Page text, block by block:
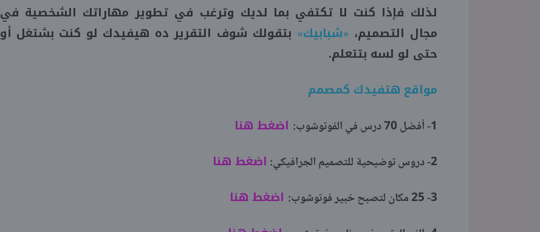
لذلك فإذا كنت لا تكتفي بما لديك وترغب في تطوير مهاراتك الشخصية في
مجال التصميم، «شبابيك» بتقولك شوف التقرير ده هيفيدك لو كنت بشتغل أو
حتى لو لسه بتتعلم.
مواقع هتفيدك كمصمم
1- أفضل 70 درس في الفوتوشوب: اضغط هنا
2- دروس توضيحية للتصميم الجرافيكي: اضغط هنا
3- 25 مكان لتصبح خبير فوتوشوب: اضغط هنا